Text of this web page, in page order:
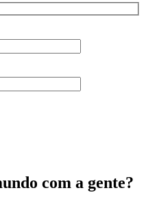
com a gente?